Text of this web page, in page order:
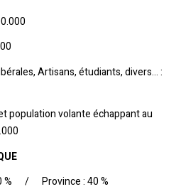
Artisans, étudiants, divers… :
population volante échappant au
% / Province : 40 %